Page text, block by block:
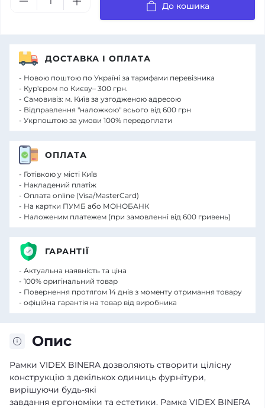
До кошика
Опис
Рамки VIDEX BINERA дозволяють створити цілісну
конструкцію з декількох одиниць фурнітури,
вирішуючи будь-які
завдання ергономіки та естетики. Рамка VIDEX BINERA
ДОСТАВКА І ОПЛАТА
- Новою поштою по Україні за тарифами перевізника
- Кур'єром по Києву– 300 грн.
- Самовивіз: м. Київ за узгодженою адресою
- Відправлення "наложкою" всього від 600 грн
- Укрпоштою за умови 100% передоплати
ОПЛАТА
- Готівкою у місті Київ
- Накладений платіж
- Оплата online (Visa/MasterCard)
- На картки ПУМБ або МОНОБАНК
- Наложеним платежем (при замовленні від 600 гривень)
ГАРАНТІЇ
- Актуальна наявність та ціна
- 100% оригінальний товар
- Повернення протягом 14 днів з моменту отримання товару
- офіційна гарантія на товар від виробника